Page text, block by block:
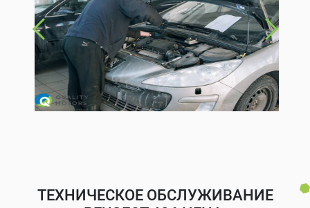
ТЕХНИЧЕСКОЕ ОБСЛУЖИВАНИЕ